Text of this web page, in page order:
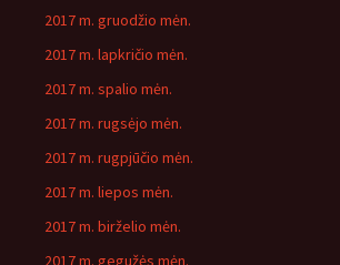
2017 m. gruodžio mėn.
2017 m. lapkričio mėn.
2017 m. spalio mėn.
2017 m. rugsėjo mėn.
2017 m. rugpjūčio mėn.
2017 m. liepos mėn.
2017 m. birželio mėn.
2017 m. gegužės mėn.